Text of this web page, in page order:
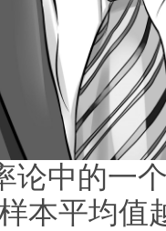
中的一
本平均值